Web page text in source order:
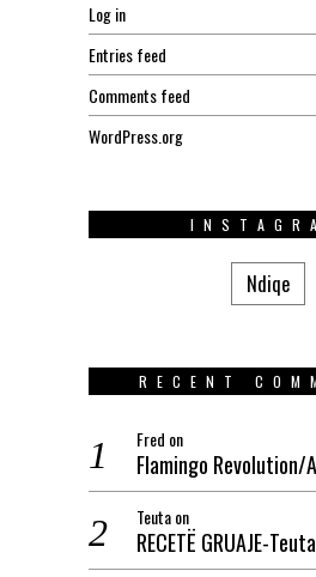
Log in
Entries feed
Comments feed
WordPress.org
Ndiqe
RECENT
Fred on
Flamingo Revolution/
Teutaon
RECETË GRUAJE-